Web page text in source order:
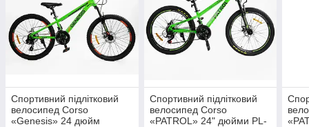
Спортивний підлітковий
велосипед Corso
«Genesis» 24 дюйм
Спортивний підлітковий
велосипед Corso
«PATROL» 24" дюйми PL-